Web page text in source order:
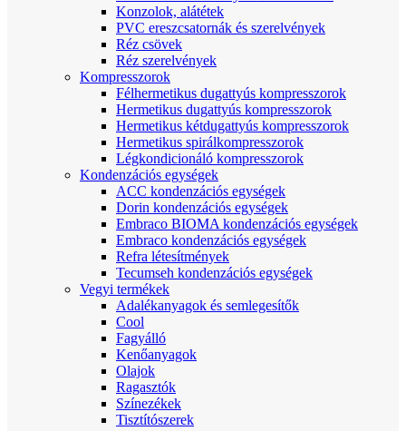
Konzolok, alátétek
PVC ereszcsatornák és szerelvények
Réz csövek
Réz szerelvények
Kompresszorok
Félhermetikus dugattyús kompresszorok
Hermetikus dugattyús kompresszorok
Hermetikus kétdugattyús kompresszorok
Hermetikus spirálkompresszorok
Légkondicionáló kompresszorok
Kondenzációs egységek
ACC kondenzációs egységek
Dorin kondenzációs egységek
Embraco BIOMA kondenzációs egységek
Embraco kondenzációs egységek
Refra létesítmények
Tecumseh kondenzációs egységek
Vegyi termékek
Adalékanyagok és semlegesítők
Cool
Fagyálló
Kenőanyagok
Olajok
Ragasztók
Színezékek
Tisztítószerek